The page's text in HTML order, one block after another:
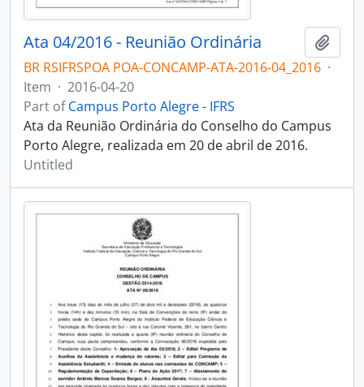
Ata 04/2016 - Reunião Ordinária
BR RSIFRSPOA POA-CONCAMP-ATA-2016-04_2016 ·
Item · 2016-04-20
Part ofCampus Porto Alegre - IFRS
Ata da Reunião Ordinária do Conselho do Campus
Porto Alegre, realizada em 20 de abril de 2016.
Untitled